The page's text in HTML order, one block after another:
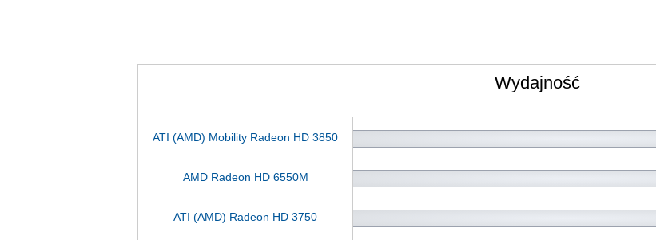
Wydajność
ATI (AMD) Mobility Radeon HD 3850
AMD Radeon HD 6550M
ATI (AMD) Radeon HD 3750